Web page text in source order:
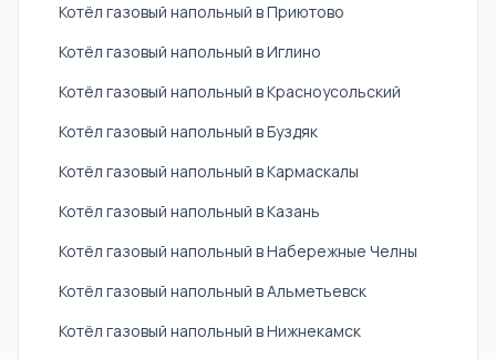
Котёл газовый напольный в Приютово
Котёл газовый напольный в Иглино
Котёл газовый напольный в Красноусольский
Котёл газовый напольный в Буздяк
Котёл газовый напольный в Кармаскалы
Котёл газовый напольный в Казань
Котёл газовый напольный в Набережные Челны
Котёл газовый напольный в Альметьевск
Котёл газовый напольный в Нижнекамск